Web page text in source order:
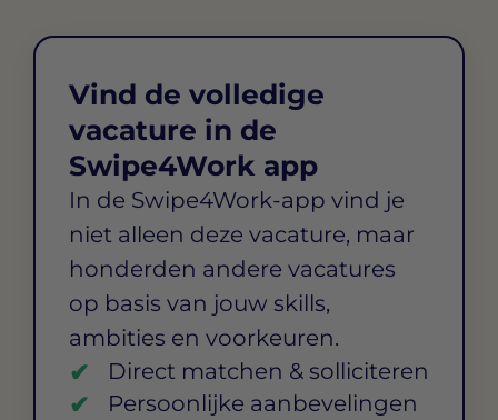
Vind de volledige
vacature in de
Swipe4Work app
In de Swipe4Work-app vind je
niet alleen deze vacature, maar
honderden andere vacatures
op basis van jouw skills,
ambities en voorkeuren.
Direct matchen & solliciteren
Persoonlijke aanbevelingen